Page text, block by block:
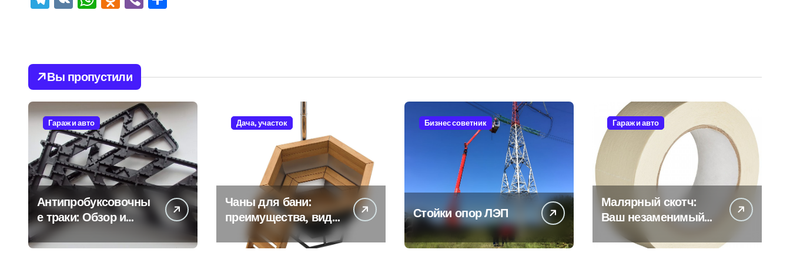
Вы пропустили
Гараж и авто
Антипробуксовочны
е траки: Обзор и
Преимущества
Дача, участок
Чаны для бани:
преимущества, виды
и особенности
использования
Бизнес советник
Стойки опор ЛЭП
Гараж и авто
Малярный скотч:
Ваш незаменимый
помощник при
ремонтных работах